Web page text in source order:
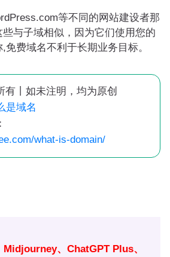
等不同的网站建设者那
与子域相似，因为它们使用您的
费域名不利于长期业务目标。
有丨如未注明，均为原创
是域名
what-is-domain/
、ChatGPT Plus、